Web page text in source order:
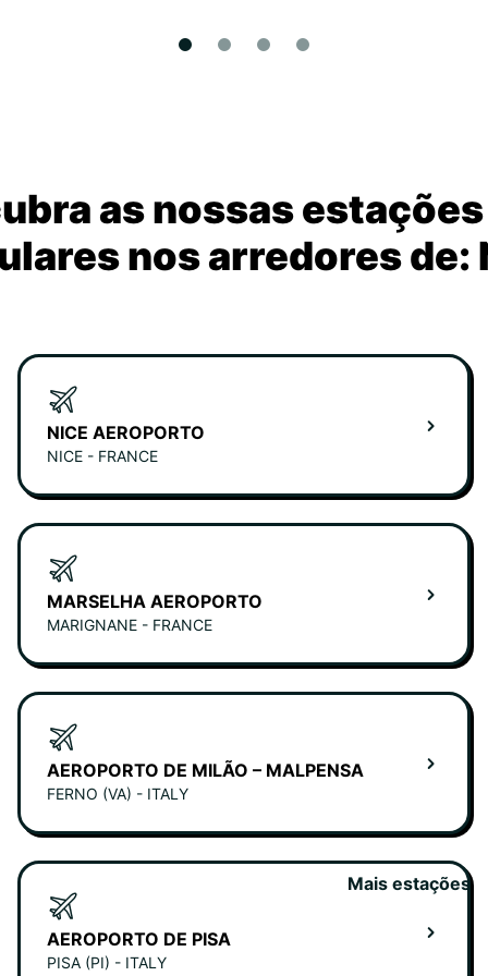
as nossas
nos arredores de:
NICE AEROPORTO
NICE - FRANCE
MARSELHA AEROPORTO
MARIGNANE - FRANCE
AEROPORTO DE MILÃO – MALPENSA
FERNO (VA) - ITALY
AEROPORTO DE PISA
PISA (PI) - ITALY
Mais estações